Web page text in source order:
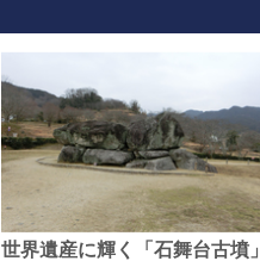
世界遺産に輝く「石舞台古墳」